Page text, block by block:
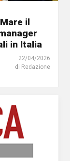
il
in Italia
22/04/2026
di Redazione